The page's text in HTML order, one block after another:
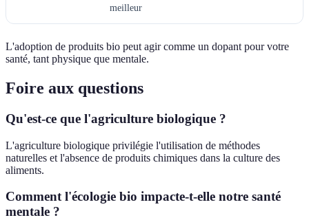
meilleur
L'adoption de produits bio peut agir comme un dopant pour votre
santé, tant physique que mentale.
Foire aux questions
Qu'est-ce que l'agriculture biologique ?
L'agriculture biologique privilégie l'utilisation de méthodes
naturelles et l'absence de produits chimiques dans la culture des
aliments.
Comment l'écologie bio impacte-t-elle notre santé
mentale ?